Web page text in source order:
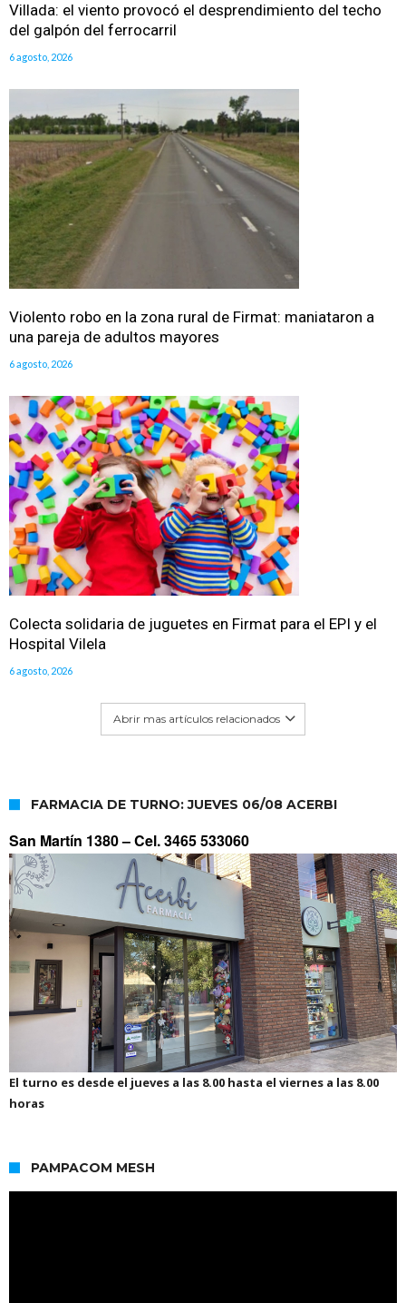
Villada: el viento provocó el desprendimiento del techo
del galpón del ferrocarril
6 agosto, 2026
Violento robo en la zona rural de Firmat: maniataron a
una pareja de adultos mayores
6 agosto, 2026
Colecta solidaria de juguetes en Firmat para el EPI y el
Hospital Vilela
6 agosto, 2026
Abrir mas artículos relacionados
FARMACIA DE TURNO: JUEVES 06/08 ACERBI
San Martín 1380 –Cel. 3465 533060
El turno es desde el jueves a las 8.00 hasta el viernes a las 8.00
horas
PAMPACOM MESH